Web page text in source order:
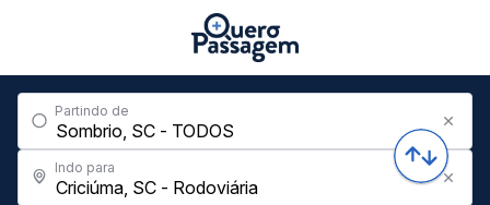
Partindo de
Indo para